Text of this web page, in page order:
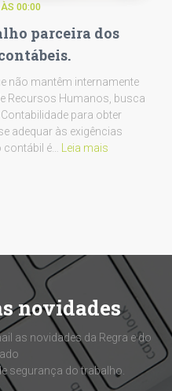
00:00
parceira dos
não mantêm internamente
Recursos Humanos, busca
para obter
adequar às exigências
contábil é…
Leia mais
novidades
as novidades da Regra e do
segurança do trabalho.